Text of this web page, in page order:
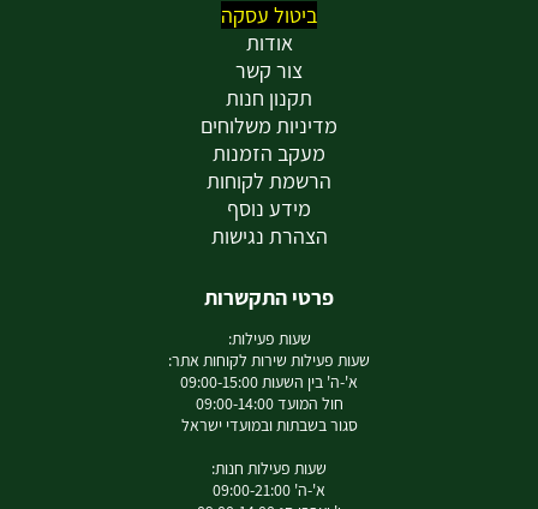
ביטול עסקה
אודות
צור קשר
תקנון חנות
מדיניות משלוחים
מעקב הזמנות
הרשמת לקוחות
מידע נוסף
הצהרת נגישות
פרטי התקשרות
שעות פעילות:
שעות פעילות שירות לקוחות אתר:
א'-ה' בין השעות 09:00-15:00
חול המועד 09:00-14:00
סגור בשבתות ובמועדי ישראל
שעות פעילות חנות:
א'-ה' 09:00-21:00